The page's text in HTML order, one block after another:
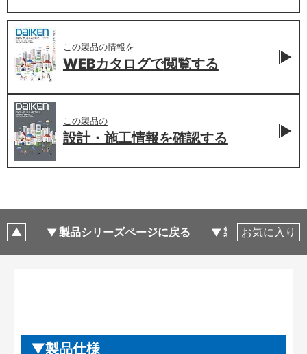
この製品の情報を
WEBカタログで閲覧する
この製品の
設計・施工情報を確認する
製品シリーズページに戻る 製品仕様
お気に入り
製品仕様